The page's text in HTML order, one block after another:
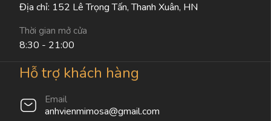
Địa chỉ: 152 Lê Trọng Tấn, Thanh Xuân, HN
Thời gian mở cửa
8:30 - 21:00
Hỗ trợ khách hàng
Email
anhvienmimosa@gmail.com